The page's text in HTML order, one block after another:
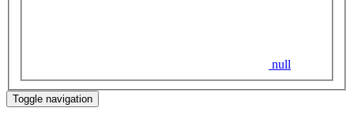
null
Toggle navigation